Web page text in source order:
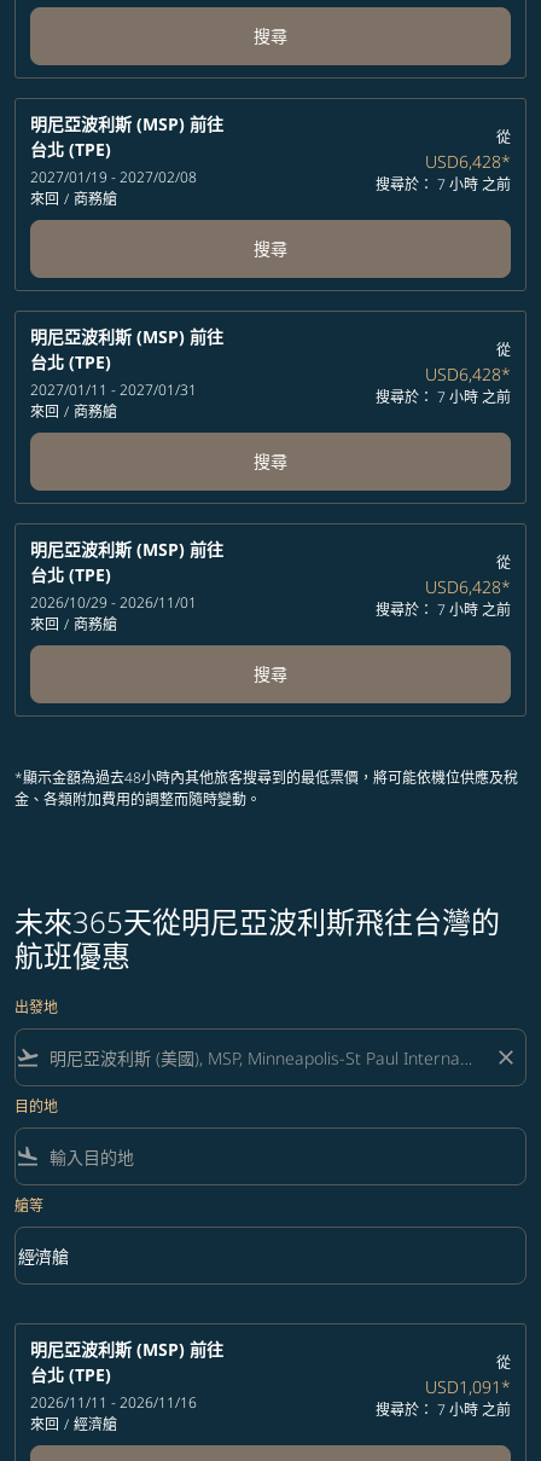
搜尋
明尼亞波利斯 (MSP) 前往
台北 (TPE)
2027/01/19 - 2027/02/08
來回 / 商務艙
從
USD6,428*
搜尋於： 7 小時 之前
搜尋
明尼亞波利斯 (MSP) 前往
台北 (TPE)
2027/01/11 - 2027/01/31
來回 / 商務艙
從
USD6,428*
搜尋於： 7 小時 之前
搜尋
明尼亞波利斯 (MSP) 前往
台北 (TPE)
2026/10/29 - 2026/11/01
來回 / 商務艙
從
USD6,428*
搜尋於： 7 小時 之前
搜尋
*顯示金額為過去48小時內其他旅客搜尋到的最低票價，將可能依機位供應及稅
金、各類附加費用的調整而隨時變動。
未來365天從明尼亞波利斯飛往台灣的
航班優惠
出發地
flight_takeoff close
目的地
flight_land
艙等
艙等 option 經濟艙 Selected
經濟艙
keyboard_arrow_down
明尼亞波利斯 (MSP) 前往
台北 (TPE)
2026/11/11 - 2026/11/16
來回 / 經濟艙
從
USD1,091*
搜尋於： 7 小時 之前